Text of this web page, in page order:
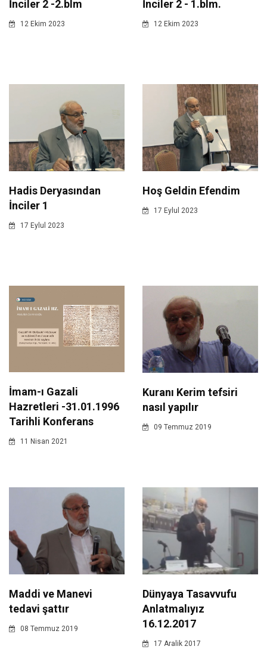
İnciler 2 -2.blm
12 Ekim 2023
İnciler 2 - 1.blm.
12 Ekim 2023
Hadis Deryasından
İnciler 1
17 Eylul 2023
Hoş Geldin Efendim
17 Eylul 2023
İmam-ı Gazali
Hazretleri -31.01.1996
Tarihli Konferans
11 Nisan 2021
Kuranı Kerim tefsiri
nasıl yapılır
09 Temmuz 2019
Maddi ve Manevi
tedavi şattır
08 Temmuz 2019
Dünyaya Tasavvufu
Anlatmalıyız
16.12.2017
17 Aralik 2017